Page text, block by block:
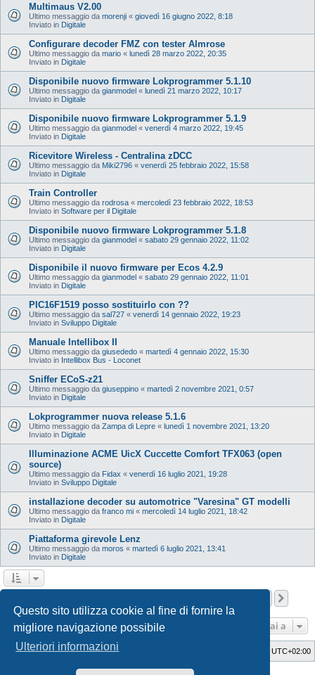
Questo sito utilizza cookie al fine di fornire la
migliore navigazione possibile
Ulteriori informazioni
Multimaus V2.00
Ultimo messaggio da morenji « giovedì 16 giugno 2022, 8:18
Inviato in Digitale
Configurare decoder FMZ con tester Almrose
Ultimo messaggio da mario « lunedì 28 marzo 2022, 20:35
Inviato in Digitale
Disponibile nuovo firmware Lokprogrammer 5.1.10
Ultimo messaggio da gianmodel « lunedì 21 marzo 2022, 10:17
Inviato in Digitale
Disponibile nuovo firmware Lokprogrammer 5.1.9
Ultimo messaggio da gianmodel « venerdì 4 marzo 2022, 19:45
Inviato in Digitale
Ricevitore Wireless - Centralina zDCC
Ultimo messaggio da Miki2796 « venerdì 25 febbraio 2022, 15:58
Inviato in Digitale
Train Controller
Ultimo messaggio da rodrosa « mercoledì 23 febbraio 2022, 18:53
Inviato in Software per il Digitale
Disponibile nuovo firmware Lokprogrammer 5.1.8
Ultimo messaggio da gianmodel « sabato 29 gennaio 2022, 11:02
Inviato in Digitale
Disponibile il nuovo firmware per Ecos 4.2.9
Ultimo messaggio da gianmodel « sabato 29 gennaio 2022, 11:01
Inviato in Digitale
PIC16F1519 posso sostituirlo con ??
Ultimo messaggio da sal727 « venerdì 14 gennaio 2022, 19:23
Inviato in Sviluppo Digitale
Manuale Intellibox II
Ultimo messaggio da giusededo « martedì 4 gennaio 2022, 15:30
Inviato in Intellibox Bus - Loconet
Sniffer ECoS-z21
Ultimo messaggio da giuseppino « martedì 2 novembre 2021, 0:57
Inviato in Digitale
Lokprogrammer nuova release 5.1.6
Ultimo messaggio da Zampa di Lepre « lunedì 1 novembre 2021, 13:20
Inviato in Digitale
Illuminazione ACME UicX Cuccette Comfort TFX063 (open
source)
Ultimo messaggio da Fidax « venerdì 16 luglio 2021, 19:28
Inviato in Sviluppo Digitale
installazione decoder su automotrice "Varesina" GT modelli
Ultimo messaggio da franco mi « mercoledì 14 luglio 2021, 18:42
Inviato in Digitale
Piattaforma girevole Lenz
Ultimo messaggio da moros « martedì 6 luglio 2021, 13:41
Inviato in Digitale
Vai a
Indice UTC+02:00
GTA game